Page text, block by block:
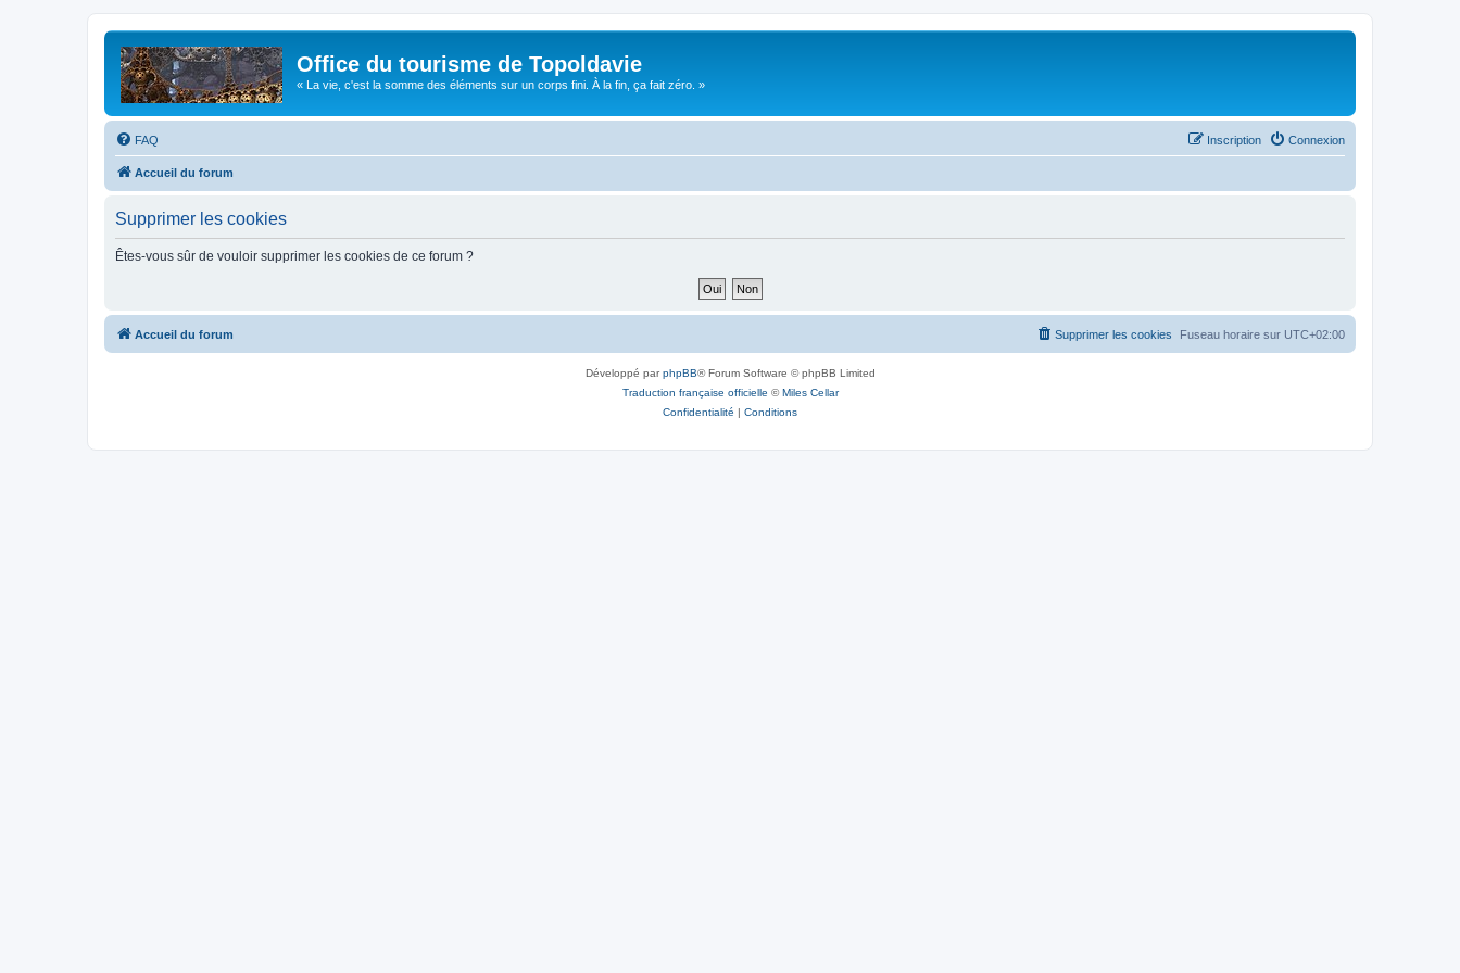
Office du tourisme de Topoldavie
« La vie, c'est la somme des éléments sur un corps fini. À la fin, ça fait zéro. »
FAQ Connexion
Inscription
Accueil du forum
Supprimer les cookies
Êtes-vous sûr de vouloir supprimer les cookies de ce forum ?
Accueil du forum Fuseau horaire sur UTC+02:00
Supprimer les cookies
Développé parphpBB® Forum Software © phpBB Limited
Traduction française officielle ©Miles Cellar
Confidentialité | Conditions